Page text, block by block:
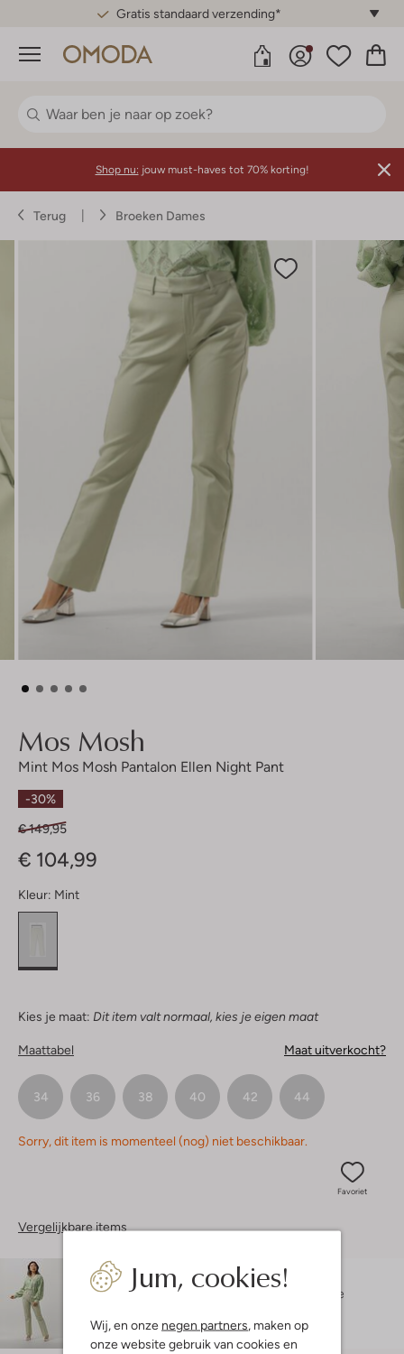
Gratis standaard verzending*
Menu
Jum, cookies!
Wij, en onze negen partners, maken op
onze website gebruik van cookies en
Shop nu: jouw must-haves tot 70% korting!
Terug Broeken Dames
Mos Mosh
Mint Mos Mosh Pantalon Ellen Night Pant
-30%
€ 149,95
€ 104,99
Kleur: Mint
Kies je maat: Dit item valt normaal, kies je eigen maat
Maattabel Maat uitverkocht?
34 36 38 40 42 44
Sorry, dit item is momenteel (nog) niet beschikbaar.
Favoriet
Vergelijkbare items
Maatadvies
Taylie is 1 meter 64 lang en draagt maat 36.
De